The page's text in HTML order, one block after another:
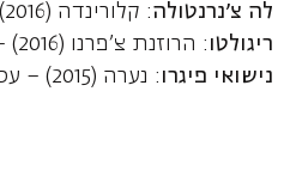
לה צ'נרנטולה: קלורינדה (2016)
ריגולטו : הרוזנת צ'פרנו (2016) – ירושלים
נישואי פיגרו : נערה (2015) – עכו